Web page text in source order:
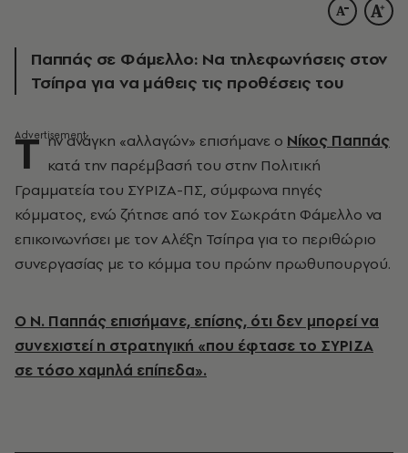
Παππάς σε Φάμελλο: Να τηλεφωνήσεις στον
Τσίπρα για να μάθεις τις προθέσεις του
Τ ην ανάγκη «αλλαγών» επισήμανε ο Νίκος Παππάς
κατά την παρέμβασή του στην Πολιτική
Γραμματεία του ΣΥΡΙΖΑ-ΠΣ, σύμφωνα πηγές
κόμματος, ενώ ζήτησε από τον Σωκράτη Φάμελλο να
επικοινωνήσει με τον Αλέξη Τσίπρα για το περιθώριο
συνεργασίας με το κόμμα του πρώην πρωθυπουργού.
Ο Ν. Παππάς επισήμανε, επίσης, ότι δεν μπορεί να
συνεχιστεί η στρατηγική «που έφτασε το ΣΥΡΙΖΑ
σε τόσο χαμηλά επίπεδα».